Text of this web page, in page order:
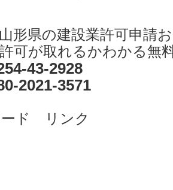
形県の建設業許可申請
可が取れるかわかる無
43-2928
2021-3571
ード リンク